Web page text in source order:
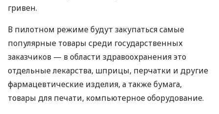
гривен.
В пилотном режиме будут закупаться самые
популярные товары среди государственных
заказчиков — в области здравоохранения это
отдельные лекарства, шприцы, перчатки и другие
фармацевтические изделия, а также бумага,
товары для печати, компьютерное оборудование.